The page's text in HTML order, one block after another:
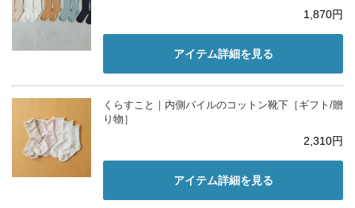
1,870円
アイテム詳細を見る
くらすこと｜内側パイルのコットン靴下［ギフト/贈
り物］
2,310円
アイテム詳細を見る